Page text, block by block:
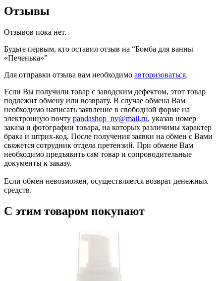
Отзывы
Отзывов пока нет.
Будьте первым, кто оставил отзыв на “Бомба для ванны
«Печенька»”
Для отправки отзыва вам необходимо авторизоваться.
Если Вы получили товар с заводским дефектом, этот товар
подлежит обмену или возврату. В случае обмена Вам
необходимо написать заявление в свободной форме на
электронную почту pandashop_nv@mail.ru, указав номер
заказа и фотографии товара, на которых различимы характер
брака и штрих-код. После получения заявки на обмен с Вами
свяжется сотрудник отдела претензий. При обмене Вам
необходимо предъявить сам товар и сопроводительные
документы к заказу.
Если обмен невозможен, осуществляется возврат денежных
средств.
С этим товаром покупают